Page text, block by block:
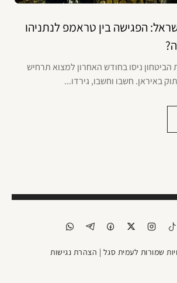
הפגישה בין טראמפ לנתניהו
ניסו בחודש האחרון למצוא תרחיש
באיראן. חשבו וחשבו, גירדו...
שמורות לעמית סגל | הצהרת נגישות